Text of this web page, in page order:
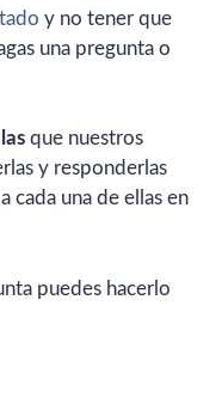
y no tener que
una pregunta o
que nuestros
y responderlas
cada una de ellas en
puedes hacerlo